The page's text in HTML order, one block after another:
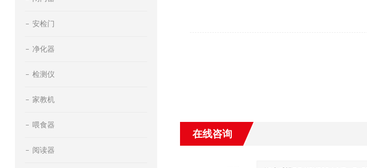
安检门
净化器
检测仪
家教机
喂食器
阅读器
在线咨询